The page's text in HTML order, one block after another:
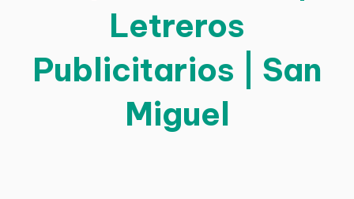
Letreros
Publicitarios | San
Miguel